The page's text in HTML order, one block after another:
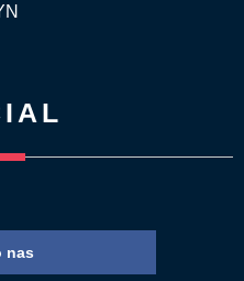
nas